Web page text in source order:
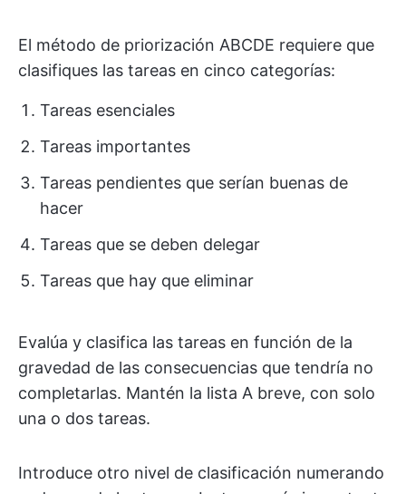
El método de priorización ABCDE requiere que
clasifiques las tareas en cinco categorías:
Tareas esenciales
Tareas importantes
Tareas pendientes que serían buenas de
hacer
Tareas que se deben delegar
Tareas que hay que eliminar
Evalúa y clasifica las tareas en función de la
gravedad de las consecuencias que tendría no
completarlas. Mantén la lista A breve, con solo
una o dos tareas.
Introduce otro nivel de clasificación numerando